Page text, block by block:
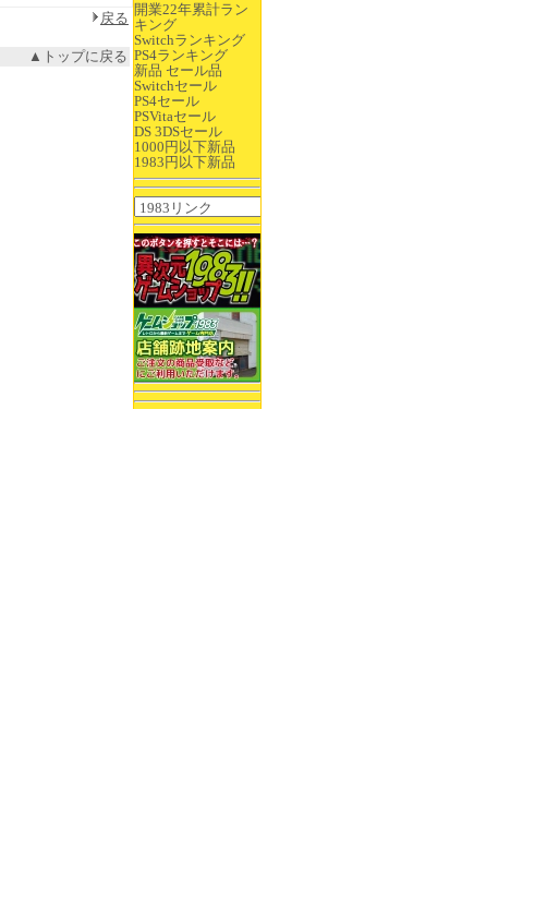
開業22年累計ラン
キング
Switchランキング
PS4ランキング
新品 セール品
Switchセール
PS4セール
PSVitaセール
DS 3DSセール
1000円以下新品
1983円以下新品
戻る
▲トップに戻る